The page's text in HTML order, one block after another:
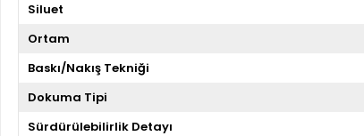
Siluet
Ortam
Baskı/Nakış Tekniği
Dokuma Tipi
Sürdürülebilirlik Detayı